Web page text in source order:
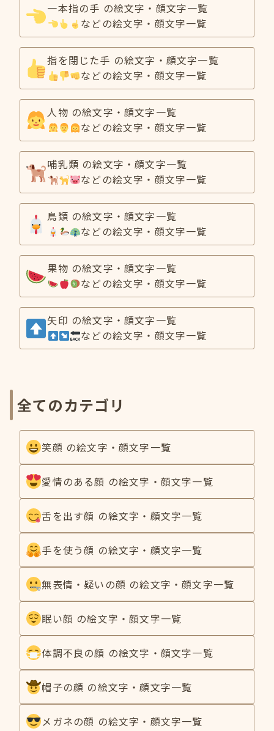
一本指の手 の絵文字・顔文字一覧
などの絵文字・顔文字一覧
指を閉じた手 の絵文字・顔文字一覧
などの絵文字・顔文字一覧
人物 の絵文字・顔文字一覧
などの絵文字・顔文字一覧
哺乳類 の絵文字・顔文字一覧
などの絵文字・顔文字一覧
鳥類 の絵文字・顔文字一覧
などの絵文字・顔文字一覧
果物 の絵文字・顔文字一覧
などの絵文字・顔文字一覧
矢印 の絵文字・顔文字一覧
などの絵文字・顔文字一覧
全てのカテゴリ
笑顔 の絵文字・顔文字一覧
愛情のある顔 の絵文字・顔文字一覧
舌を出す顔 の絵文字・顔文字一覧
手を使う顔 の絵文字・顔文字一覧
無表情・疑いの顔 の絵文字・顔文字一覧
眠い顔 の絵文字・顔文字一覧
体調不良の顔 の絵文字・顔文字一覧
帽子の顔 の絵文字・顔文字一覧
メガネの顔 の絵文字・顔文字一覧